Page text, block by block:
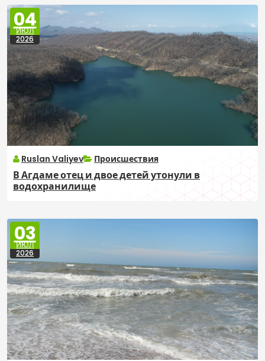
04
ИЮЛ
2026
Ruslan Valiyev Происшествия
В Агдаме отец и двое детей утонули в
водохранилище
03
ИЮЛ
2026